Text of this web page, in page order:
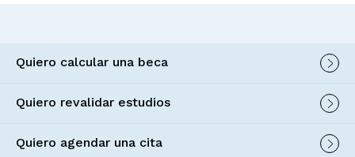
Quiero calcular una beca
Quiero revalidar estudios
Quiero agendar una cita